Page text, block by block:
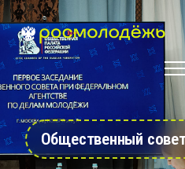
Общественный